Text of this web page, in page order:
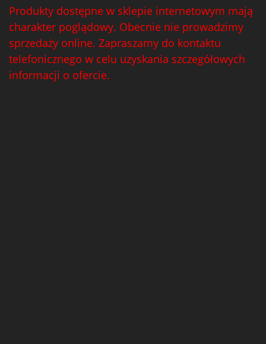
Produkty dostępne w sklepie internetowym mają
charakter poglądowy. Obecnie nie prowadzimy
sprzedaży online. Zapraszamy do kontaktu
telefonicznego w celu uzyskania szczegółowych
informacji o ofercie.